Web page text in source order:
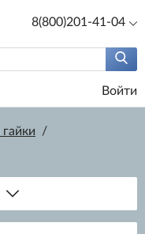
8(800)201-41-04
Войти
/